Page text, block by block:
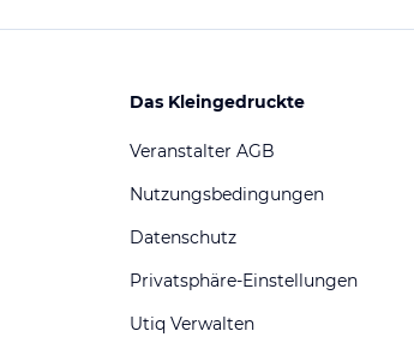
Das Kleingedruckte
Veranstalter AGB
Nutzungsbedingungen
Datenschutz
Privatsphäre-Einstellungen
Utiq Verwalten